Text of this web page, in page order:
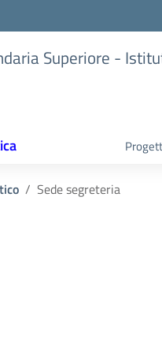
Superiore -
Sede segreteria